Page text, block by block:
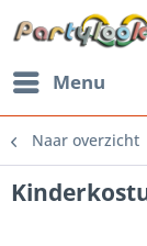
Menu
Naar overzicht